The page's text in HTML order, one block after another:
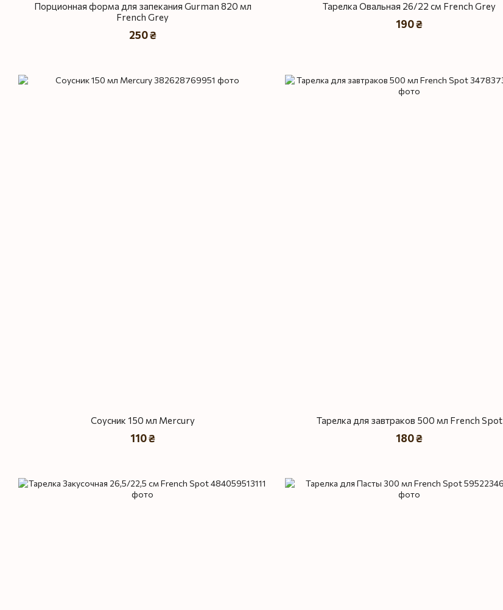
Порционная форма для запекания Gurman 820 мл
French Grey
250 ₴
Тарелка Овальная 26/22 см French Grey
190 ₴
Соусник 150 мл Mercury
110 ₴
Тарелка для завтраков 500 мл French Spot
180 ₴